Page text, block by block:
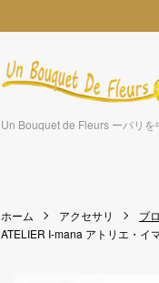
Un Bouquet de Fleurs ーパリ
ホーム アクセサリ
ブ
ATELIER I-mana アトリエ・イ